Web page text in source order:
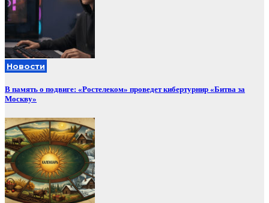
Новости
В память о подвиге: «Ростелеком» проведет кибертурнир «Битва за
Москву»